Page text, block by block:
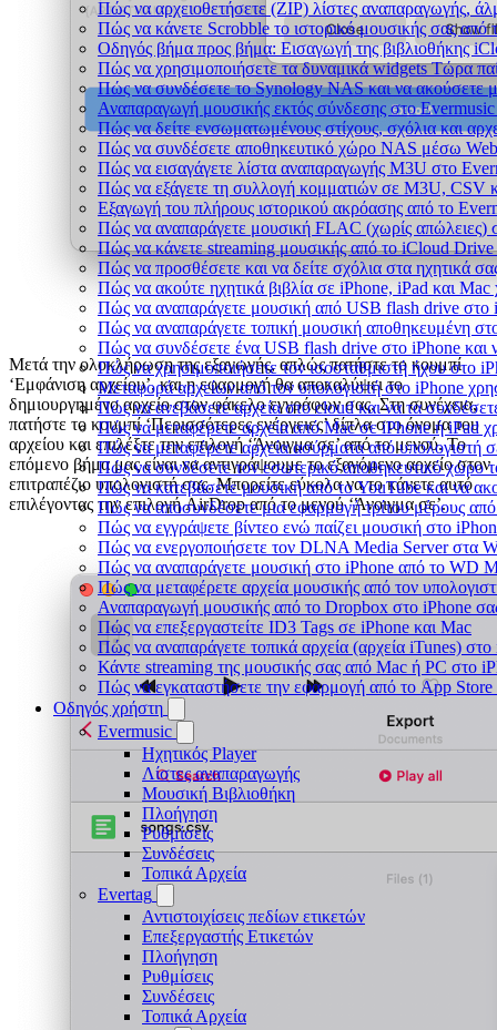
Πώς να αρχειοθετήσετε (ZIP) λίστες αναπαραγωγής,
Πώς να κάνετε Scrobble το ιστορικό μουσικής σας
Οδηγός βήμα προς βήμα: Εισαγωγή της βιβλιοθήκης
Πώς να χρησιμοποιήσετε τα δυναμικά widgets Τώρα
Πώς να συνδέσετε το Synology NAS και να ακούσετε
Αναπαραγωγή μουσικής εκτός σύνδεσης στο
Πώς να δείτε ενσωματωμένους στίχους, σχόλια και
Πώς να συνδέσετε αποθηκευτικό χώρο NAS μέσω
Πώς να εισαγάγετε λίστα αναπαραγωγής M3U στο
Πώς να εξάγετε τη συλλογή κομματιών σε M3U,
Εξαγωγή του πλήρους ιστορικού ακρόασης από το
Πώς να αναπαράγετε μουσική FLAC (χωρίς απώλειες)
Πώς να κάνετε streaming μουσικής από το iCloud
Πώς να προσθέσετε και να δείτε σχόλια στα ηχητικά
Πώς να ακούτε ηχητικά βιβλία σε iPhone, iPad και
Πώς να αναπαράγετε μουσική από USB flash drive στο
Πώς να αναπαράγετε τοπική μουσική αποθηκευμένη
Πώς να συνδέσετε ένα USB flash drive στο iPhone και
Πώς να χρησιμοποιήσετε τον ισοσταθμιστή ήχου στο
Μεταφορά αρχείων από τον υπολογιστή στο iPhone
Πώς να ανεβάσετε αρχεία στο cloud και να τα
Πώς να μεταφέρετε αρχεία από Mac σε iPhone ή iPad
Πώς να μεταφέρετε αρχεία ασύρματα από υπολογιστή
Πώς να συνδέσετε τον εσωτερικό αποθηκευτικό
Πώς να κατεβάσετε μουσική από το YouTube και να
Πώς να αποσυνδέσετε μια εφαρμογή τρίτου μέρους
Πώς να εγγράψετε βίντεο ενώ παίζει μουσική στο
Πώς να ενεργοποιήσετε τον DLNA Media Server στα
Πώς να αναπαράγετε μουσική στο iPhone από το WD
Πώς να μεταφέρετε αρχεία μουσικής από τον
Αναπαραγωγή μουσικής από το Dropbox στο iPhone
Πώς να επεξεργαστείτε ID3 Tags σε iPhone και Mac
Πώς να αναπαράγετε τοπικά αρχεία (αρχεία iTunes)
Κάντε streaming της μουσικής σας από Mac ή PC στο
Πώς να εγκαταστήσετε την εφαρμογή από το App Store
Οδηγός χρήστη
Evermusic
Ηχητικός Player
Λίστες αναπαραγωγής
Μουσική Βιβλιοθήκη
Πλοήγηση
Ρυθμίσεις
Συνδέσεις
Τοπικά Αρχεία
Evertag
Αντιστοιχίσεις πεδίων ετικετών
Επεξεργαστής Ετικετών
Πλοήγηση
Ρυθμίσεις
Συνδέσεις
Τοπικά Αρχεία
Μετά την ολοκλήρωση της εξαγωγής, απλώς πατήστε το κουμπί
‘Εμφάνιση αρχείου’, και η εφαρμογή θα αποκαλύψει το
δημιουργημένο αρχείο στον φάκελο εγγράφων σας. Στη συνέχεια,
πατήστε το κουμπί ‘Περισσότερες ενέργειες’ δίπλα στο όνομα του
αρχείου και επιλέξτε την επιλογή ‘Άνοιγμα σε’ από το μενού. Το
επόμενο βήμα μας είναι να αντιγράψουμε το εξαγόμενο αρχείο στον
επιτραπέζιο υπολογιστή σας. Μπορείτε εύκολα να το κάνετε αυτό
επιλέγοντας την επιλογή AirDrop από το μενού ‘Άνοιγμα σε’.